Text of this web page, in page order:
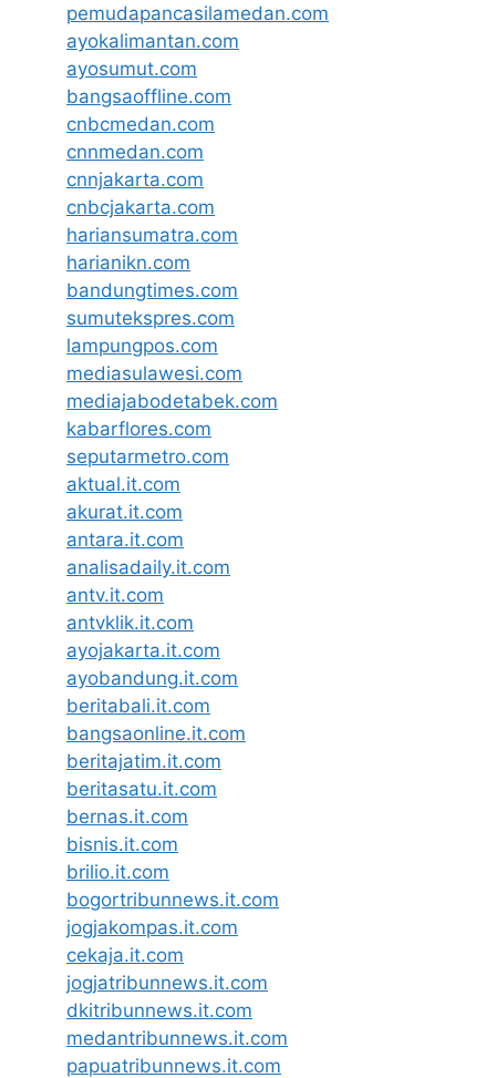
pemudapancasilamedan.com
ayokalimantan.com
ayosumut.com
bangsaoffline.com
cnbcmedan.com
cnnmedan.com
cnnjakarta.com
cnbcjakarta.com
hariansumatra.com
harianikn.com
bandungtimes.com
sumutekspres.com
lampungpos.com
mediasulawesi.com
mediajabodetabek.com
kabarflores.com
seputarmetro.com
aktual.it.com
akurat.it.com
antara.it.com
analisadaily.it.com
antv.it.com
antvklik.it.com
ayojakarta.it.com
ayobandung.it.com
beritabali.it.com
bangsaonline.it.com
beritajatim.it.com
beritasatu.it.com
bernas.it.com
bisnis.it.com
brilio.it.com
bogortribunnews.it.com
jogjakompas.it.com
cekaja.it.com
jogjatribunnews.it.com
dkitribunnews.it.com
medantribunnews.it.com
papuatribunnews.it.com